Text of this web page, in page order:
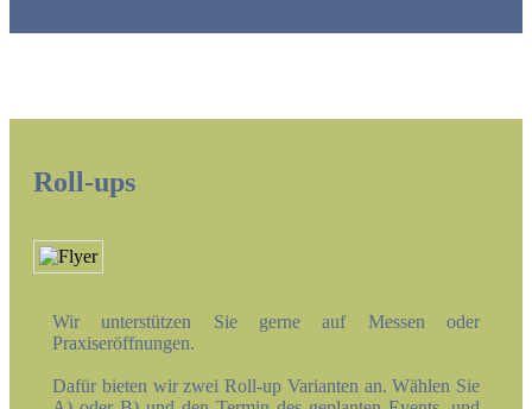
Roll-ups
Wir unterstützen Sie gerne auf Messen oder
Praxiseröffnungen.
Dafür bieten wir zwei Roll-up Varianten an. Wählen Sie